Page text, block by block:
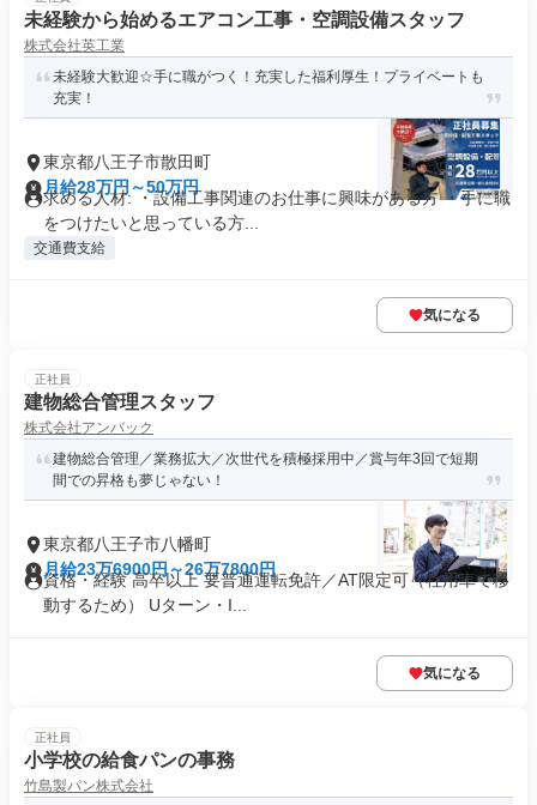
未経験から始めるエアコン工事・空調設備スタッフ
株式会社英工業
未経験大歓迎☆手に職がつく！充実した福利厚生！プライベートも
充実！
東京都八王子市散田町
月給28万円～50万円
求める人材: ・設備工事関連のお仕事に興味がある方 ・手に職
をつけたいと思っている方...
交通費支給
気になる
正社員
建物総合管理スタッフ
株式会社アンバック
建物総合管理／業務拡大／次世代を積極採用中／賞与年3回で短期
間での昇格も夢じゃない！
東京都八王子市八幡町
月給23万6900円～26万7800円
資格・経験 高卒以上 要普通運転免許／AT限定可（社用車で移
動するため） Uターン・I...
気になる
正社員
小学校の給食パンの事務
竹島製パン株式会社